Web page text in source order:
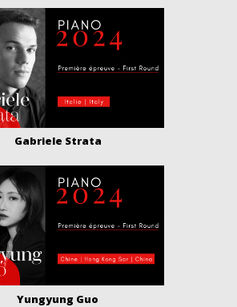
Gabriele Strata
Yungyung Guo